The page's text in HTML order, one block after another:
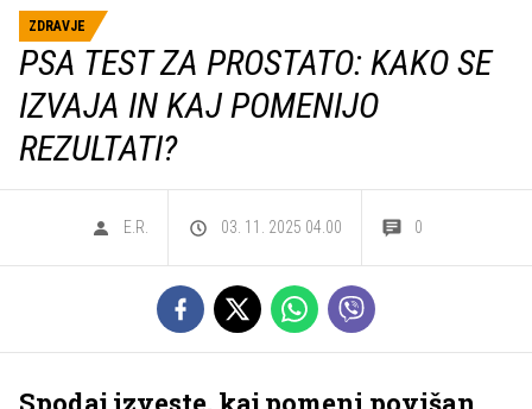
ZDRAVJE
PSA TEST ZA PROSTATO: KAKO SE
IZVAJA IN KAJ POMENIJO
REZULTATI?
E.R. 03. 11. 2025 04.00 0